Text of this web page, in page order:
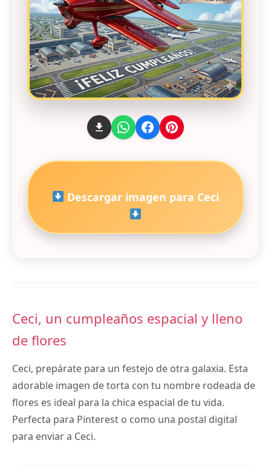
Descargar imagen para Ceci
Ceci, un cumpleaños espacial y lleno
de flores
Ceci, prepárate para un festejo de otra galaxia. Esta
adorable imagen de torta con tu nombre rodeada de
flores es ideal para la chica espacial de tu vida.
Perfecta para Pinterest o como una postal digital
para enviar a Ceci.